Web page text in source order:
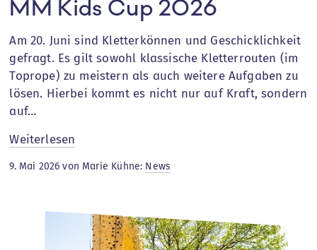
MM Kids Cup 2026
Am 20. Juni sind Kletterkönnen und Geschicklichkeit
gefragt. Es gilt sowohl klassische Kletterrouten (im
Toprope) zu meistern als auch weitere Aufgaben zu
lösen. Hierbei kommt es nicht nur auf Kraft, sondern
auf…
Weiterlesen
Kids
9. Mai 2026 von Marie Kühne: News